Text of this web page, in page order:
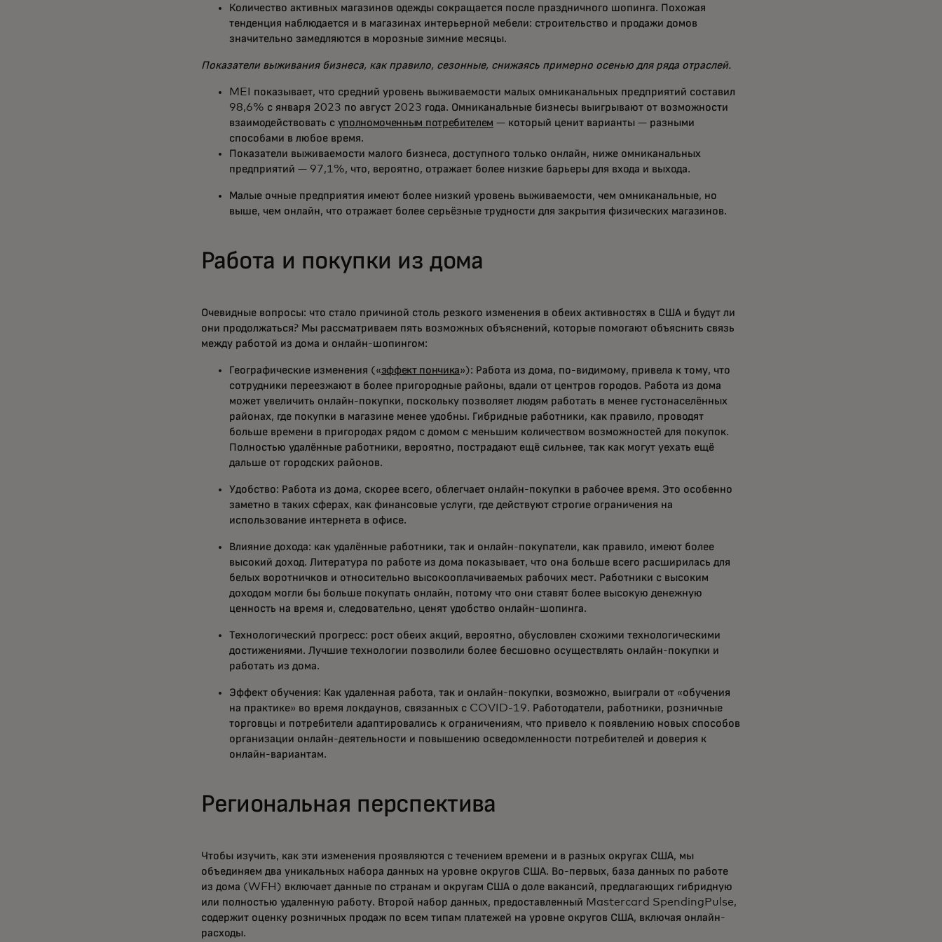
Количество активных магазинов одежды сокращается после праздничного шопинга. Похожая
тенденция наблюдается и в магазинах интерьерной мебели: строительство и продажи домов
значительно замедляются в морозные зимние месяцы.
Показатели выживания бизнеса, как правило, сезонные, снижаясь примерно осенью для ряда отраслей.
MEI показывает, что средний уровень выживаемости малых омниканальных предприятий составил
98,6% с января 2023 по август 2023 года. Омниканальные бизнесы выигрывают от возможности
взаимодействовать с уполномоченным потребителем — который ценит варианты — разными
способами в любое время.
Показатели выживаемости малого бизнеса, доступного только онлайн, ниже омниканальных
предприятий — 97,1%, что, вероятно, отражает более низкие барьеры для входа и выхода.
Малые очные предприятия имеют более низкий уровень выживаемости, чем омниканальные, но
выше, чем онлайн, что отражает более серьёзные трудности для закрытия физических магазинов.
Работа и покупки из дома
Очевидные вопросы: что стало причиной столь резкого изменения в обеих активностях в США и будут ли
они продолжаться? Мы рассматриваем пять возможных объяснений, которые помогают объяснить связь
между работой из дома и онлайн-шопингом:
Географические изменения («эффект пончика»): Работа из дома, по-видимому, привела к тому, что
сотрудники переезжают в более пригородные районы, вдали от центров городов. Работа из дома
может увеличить онлайн-покупки, поскольку позволяет людям работать в менее густонаселённых
районах, где покупки в магазине менее удобны. Гибридные работники, как правило, проводят
больше времени в пригородах рядом с домом с меньшим количеством возможностей для покупок.
Полностью удалённые работники, вероятно, пострадают ещё сильнее, так как могут уехать ещё
дальше от городских районов.
Удобство: Работа из дома, скорее всего, облегчает онлайн-покупки в рабочее время. Это особенно
заметно в таких сферах, как финансовые услуги, где действуют строгие ограничения на
использование интернета в офисе.
Влияние дохода: как удалённые работники, так и онлайн-покупатели, как правило, имеют более
высокий доход. Литература по работе из дома показывает, что она больше всего расширилась для
белых воротничков и относительно высокооплачиваемых рабочих мест. Работники с высоким
доходом могли бы больше покупать онлайн, потому что они ставят более высокую денежную
ценность на время и, следовательно, ценят удобство онлайн-шопинга.
Технологический прогресс: рост обеих акций, вероятно, обусловлен схожими технологическими
достижениями. Лучшие технологии позволили более бесшовно осуществлять онлайн-покупки и
работать из дома.
Эффект обучения: Как удаленная работа, так и онлайн-покупки, возможно, выиграли от «обучения
на практике» во время локдаунов, связанных с COVID-19. Работодатели, работники, розничные
торговцы и потребители адаптировались к ограничениям, что привело к появлению новых способов
организации онлайн-деятельности и повышению осведомленности потребителей и доверия к
онлайн-вариантам.
Региональная перспектива
Чтобы изучить, как эти изменения проявляются с течением времени и в разных округах США, мы
объединяем два уникальных набора данных на уровне округов США. Во-первых, база данных по работе
из дома (WFH) включает данные по странам и округам США о доле вакансий, предлагающих гибридную
или полностью удаленную работу. Второй набор данных, предоставленный Mastercard SpendingPulse,
содержит оценку розничных продаж по всем типам платежей на уровне округов США, включая онлайн-
расходы.